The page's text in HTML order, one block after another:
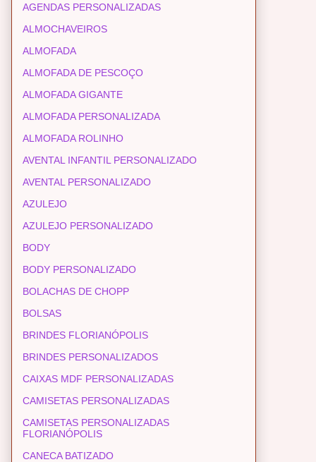
AGENDAS PERSONALIZADAS
ALMOCHAVEIROS
ALMOFADA
ALMOFADA DE PESCOÇO
ALMOFADA GIGANTE
ALMOFADA PERSONALIZADA
ALMOFADA ROLINHO
AVENTAL INFANTIL PERSONALIZADO
AVENTAL PERSONALIZADO
AZULEJO
AZULEJO PERSONALIZADO
BODY
BODY PERSONALIZADO
BOLACHAS DE CHOPP
BOLSAS
BRINDES FLORIANÓPOLIS
BRINDES PERSONALIZADOS
CAIXAS MDF PERSONALIZADAS
CAMISETAS PERSONALIZADAS
CAMISETAS PERSONALIZADAS
FLORIANÓPOLIS
CANECA BATIZADO